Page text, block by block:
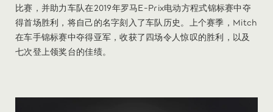
比赛，并助力车队在2019年罗马E-Prix电动方程式锦标赛中夺
得首场胜利，将自己的名字刻入了车队历史。上个赛季，Mitch
在车手锦标赛中夺得亚军，收获了四场令人惊叹的胜利，以及
七次登上领奖台的佳绩。